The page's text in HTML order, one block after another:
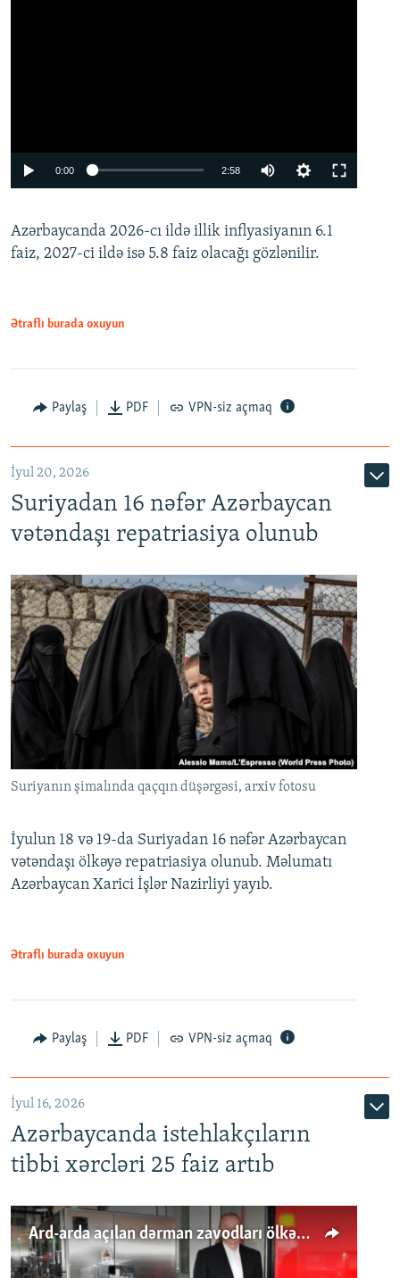
Auto
0:00 2:58
360p
480p
Azərbaycanda 2026-cı ildə illik inflyasiyanın 6.1
faiz, 2027-ci ildə isə 5.8 faiz olacağı gözlənilir.
Ətraflı burada oxuyun
Paylaş PDF VPN-siz açmaq
İyul 20, 2026
Suriyadan 16 nəfər Azərbaycan
vətəndaşı repatriasiya olunub
Suriyanın şimalında qaçqın düşərgəsi, arxiv fotosu
İyulun 18 və 19-da Suriyadan 16 nəfər Azərbaycan
vətəndaşı ölkəyə repatriasiya olunub. Məlumatı
Azərbaycan Xarici İşlər Nazirliyi yayıb.
Ətraflı burada oxuyun
Paylaş PDF VPN-siz açmaq
İyul 16, 2026
Azərbaycanda istehlakçıların
tibbi xərcləri 25 faiz artıb
Ard-arda açılan dərman zavodları ölkənin tələbatını ödəyirmi?